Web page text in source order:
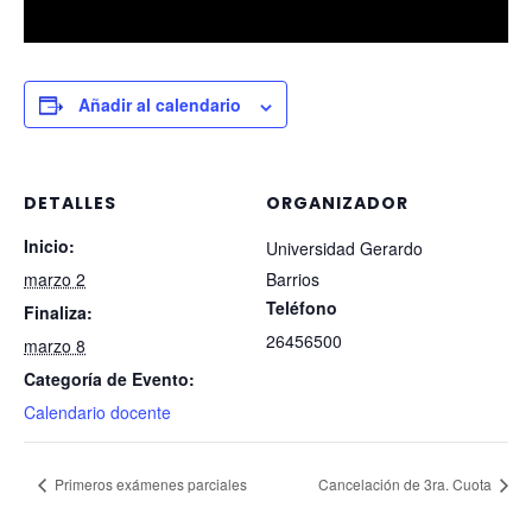
Añadir al calendario
DETALLES
Inicio:
marzo 2
Finaliza:
marzo 8
Categoría de Evento:
Calendario docente
ORGANIZADOR
Universidad Gerardo
Barrios
Teléfono
26456500
Primeros exámenes parciales Cancelación de 3ra. Cuota